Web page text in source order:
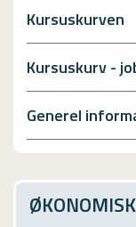
Kursuskurven
Kursuskurv -
Generel